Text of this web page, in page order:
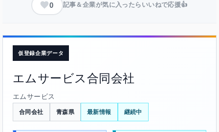
0 記事＆企業が気に入ったらいいねで応援👍
仮登録企業データ
エムサービス合同会社
エムサービス
合同会社 青森県 最新情報 継続中